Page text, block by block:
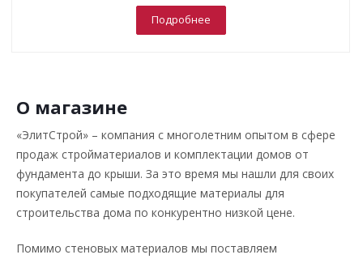
Подробнее
О магазине
«ЭлитСтрой» – компания с многолетним опытом в сфере
продаж стройматериалов и комплектации домов от
фундамента до крыши. За это время мы нашли для своих
покупателей самые подходящие материалы для
строительства дома по конкурентно низкой цене.
Помимо стеновых материалов мы поставляем